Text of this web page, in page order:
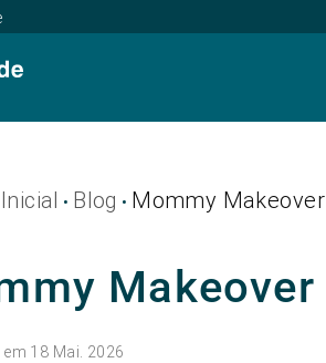
• Blog • Mommy Makeover
Makeover
18 Mai. 2026